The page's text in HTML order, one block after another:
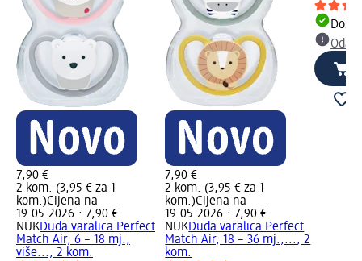
7,90 €
2 kom. (3,95 € za 1
kom.)Cijena na
19.05.2026.: 7,90 €
NUKDuda varalica Perfect
Match Air, 6 – 18 mj.,
više..., 2 kom.
7,90 €
2 kom. (3,95 € za 1
kom.)Cijena na
19.05.2026.: 7,90 €
NUKDuda varalica Perfect
Match Air, 18 – 36 mj.,..., 2
kom.